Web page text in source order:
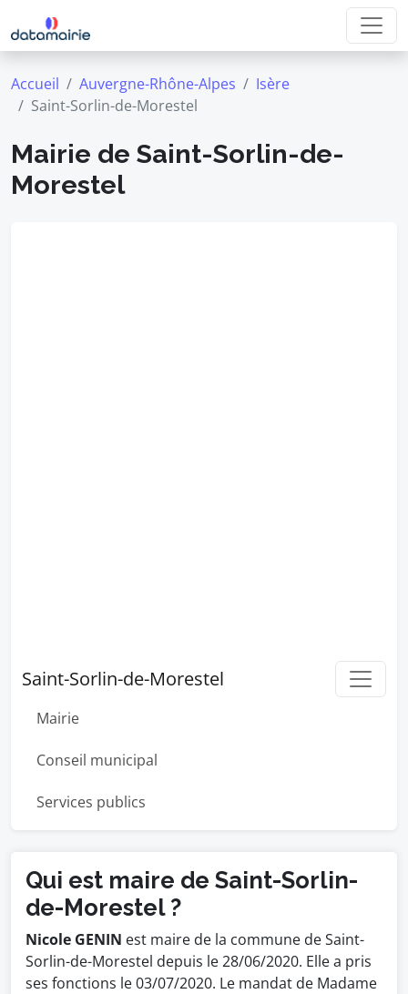
Accueil Auvergne-Rhône-Alpes
Isère
Saint-Sorlin-de-Morestel
Mairie de Saint-Sorlin-de-
Morestel
Saint-Sorlin-de-Morestel
Mairie
Conseil municipal
Services publics
Qui est maire de Saint-Sorlin-
de-Morestel ?
Nicole GENIN est maire de la commune de Saint-
Sorlin-de-Morestel depuis le 28/06/2020. Elle a pris
ses fonctions le 03/07/2020. Le mandat de Madame